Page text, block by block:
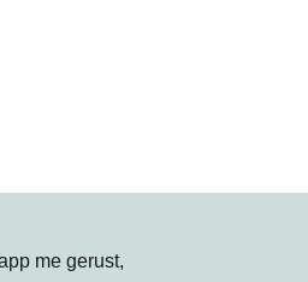
me gerust,